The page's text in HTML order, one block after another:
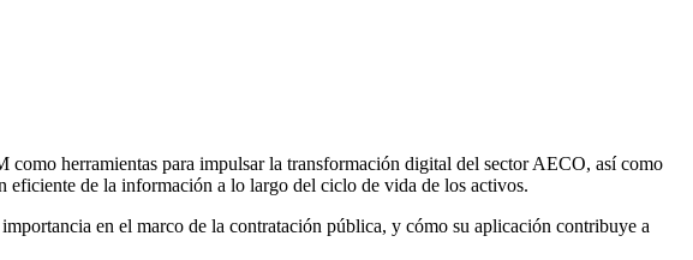
herramientas para impulsar la transformación digital del sector AECO, así como
de la información a lo largo del ciclo de vida de los activos.
en el marco de la contratación pública, y cómo su aplicación contribuye a